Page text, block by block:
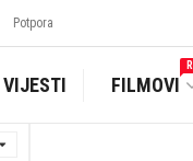
Potpora
VIJESTI FILMOVI